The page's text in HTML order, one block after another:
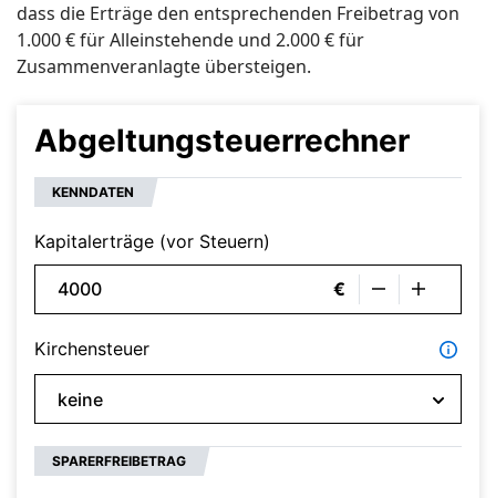
dass die Erträge den entsprechenden Freibetrag von
1.000 € für Alleinstehende und 2.000 € für
Zusammenveranlagte übersteigen.
Abgeltungsteuerrechner
KENNDATEN
Kapitalerträge (vor Steuern)
€
Kirchensteuer
SPARERFREIBETRAG